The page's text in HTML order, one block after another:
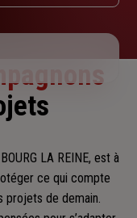
LA REINE, est à
ce qui compte
projets de demain.